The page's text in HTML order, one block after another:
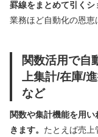
罫線をまとめて引くシ
業務ほど自動化の恩恵
関数活用で自
上集計/在庫/
など
関数や集計機能を用
きます。 たとえば売上